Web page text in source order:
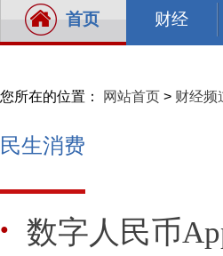
首页 财经
您所在的位置： 网站首页 > 财经频
民生消费
● 数字人民币